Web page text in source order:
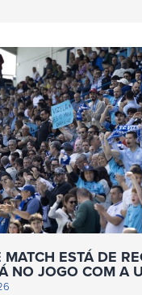
ESTÁ DE
NO JOGO COM A